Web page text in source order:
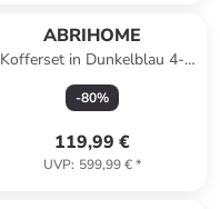
ABRIHOME
Kofferset in Dunkelblau 4-
teilig 14 19 24 28 Zoll
-80%
119,99 €
UVP: 599,99 €*